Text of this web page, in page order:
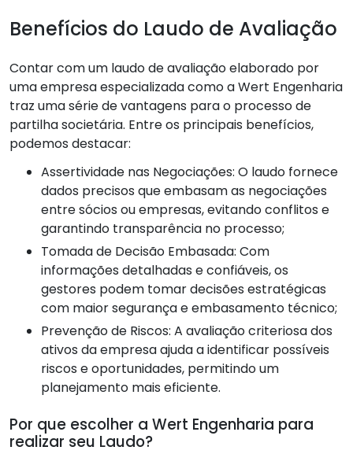
Benefícios do Laudo de Avaliação
Contar com um laudo de avaliação elaborado por
uma empresa especializada como a Wert Engenharia
traz uma série de vantagens para o processo de
partilha societária. Entre os principais benefícios,
podemos destacar:
Assertividade nas Negociações: O laudo fornece
dados precisos que embasam as negociações
entre sócios ou empresas, evitando conflitos e
garantindo transparência no processo;
Tomada de Decisão Embasada: Com
informações detalhadas e confiáveis, os
gestores podem tomar decisões estratégicas
com maior segurança e embasamento técnico;
Prevenção de Riscos: A avaliação criteriosa dos
ativos da empresa ajuda a identificar possíveis
riscos e oportunidades, permitindo um
planejamento mais eficiente.
Por que escolher a Wert Engenharia para
realizar seu Laudo?